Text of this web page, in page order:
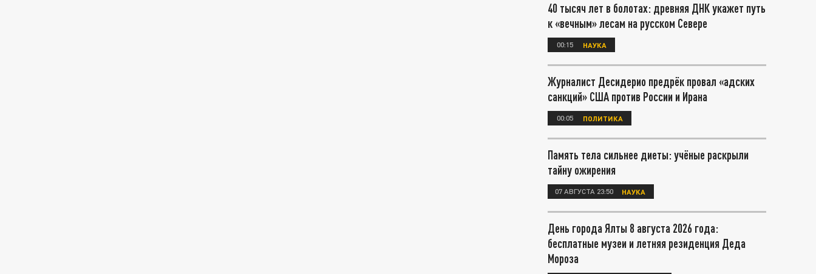
40 тысяч лет в болотах: древняя ДНК укажет путь
к «вечным» лесам на русском Севере
00:15 НАУКА
Журналист Десидерио предрёк провал «адских
санкций» США против России и Ирана
00:05 ПОЛИТИКА
Память тела сильнее диеты: учёные раскрыли
тайну ожирения
07 АВГУСТА 23:50 НАУКА
День города Ялты 8 августа 2026 года:
бесплатные музеи и летняя резиденция Деда
Мороза